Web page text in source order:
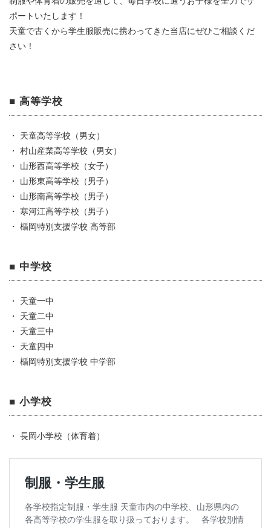
ポートいたします！
天童で古くから学生服販売に携わってきた当店にぜひご相談くだ
さい！
■ 高等学校
・ 天童高等学校（男女）
・ 村山産業高等学校（男女）
・ 山形西高等学校（女子）
・ 山形東高等学校（男子）
・ 山形南高等学校（男子）
・ 寒河江高等学校（男子）
・ 楯岡特別支援学校 高等部
■ 中学校
・ 天童一中
・ 天童二中
・ 天童三中
・ 天童四中
・ 楯岡特別支援学校 中学部
■ 小学校
・ 長岡小学校（体育着）